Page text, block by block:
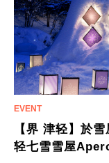
【界 津轻】於
轻七雪雪屋